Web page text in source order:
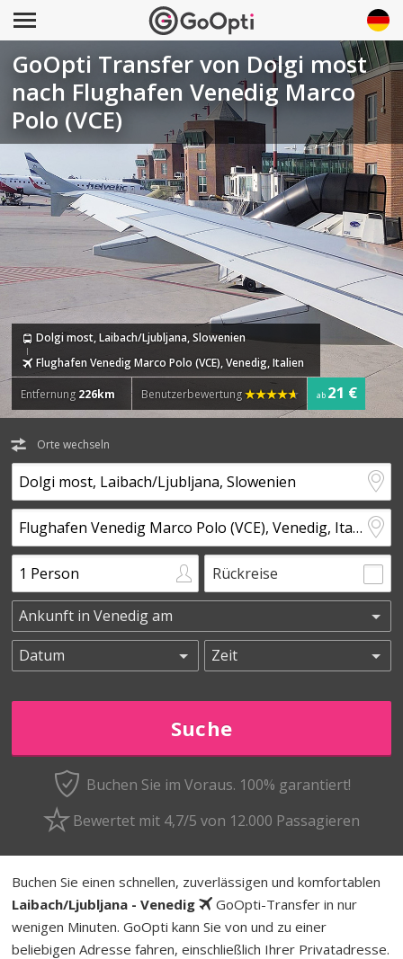
GoOpti Transfer von Dolgi most
nach Flughafen Venedig Marco
Polo (VCE)
Dolgi most, Laibach/Ljubljana, Slowenien
Flughafen Venedig Marco Polo (VCE), Venedig, Italien
Entfernung 226km Benutzerbewertung ab 21 €
Orte wechseln
Rückreise
Buchen Sie im Voraus. 100% garantiert!
Bewertet mit 4,7/5 von 12.000 Passagieren
Buchen Sie einen schnellen, zuverlässigen und komfortablen
Laibach/Ljubljana - Venedig
GoOpti-Transfer in nur
wenigen Minuten. GoOpti kann Sie von und zu einer
beliebigen Adresse fahren, einschließlich Ihrer Privatadresse.